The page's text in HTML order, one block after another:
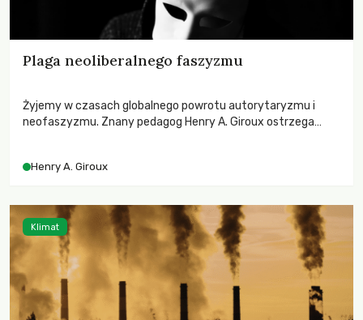
Plaga neoliberalnego faszyzmu
Żyjemy w czasach globalnego powrotu autorytaryzmu i
neofaszyzmu. Znany pedagog Henry A. Giroux ostrzega
wychowają świadomych obywateli?
Henry A. Giroux
Klimat